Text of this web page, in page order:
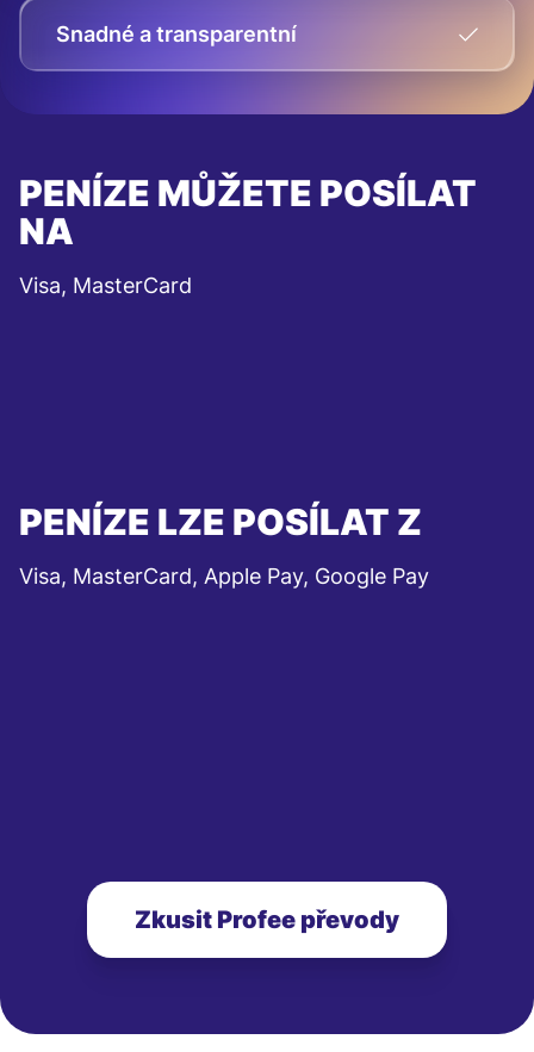
Snadné a transparentní
PENÍZE MŮŽETE POSÍLAT
NA
Visa, MasterCard
PENÍZE LZE POSÍLAT Z
Visa, MasterCard, Apple Pay, Google Pay
Zkusit Profee převody